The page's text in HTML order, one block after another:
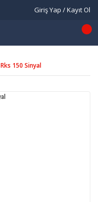
Giriş Yap / Kayıt Ol
Rks 150 Sinyal